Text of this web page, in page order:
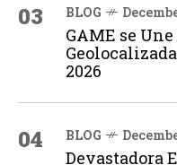
03 BLOG
GAME se
2026
04 BLOG
Devastadora